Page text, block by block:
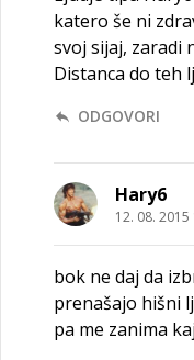
katero še ni
svoj sijaj, zaradi
Distanca do teh
ODGOVORI
Hary6
12. 08. 2015
bok ne daj da
prenašajo hišni
pa me zanima